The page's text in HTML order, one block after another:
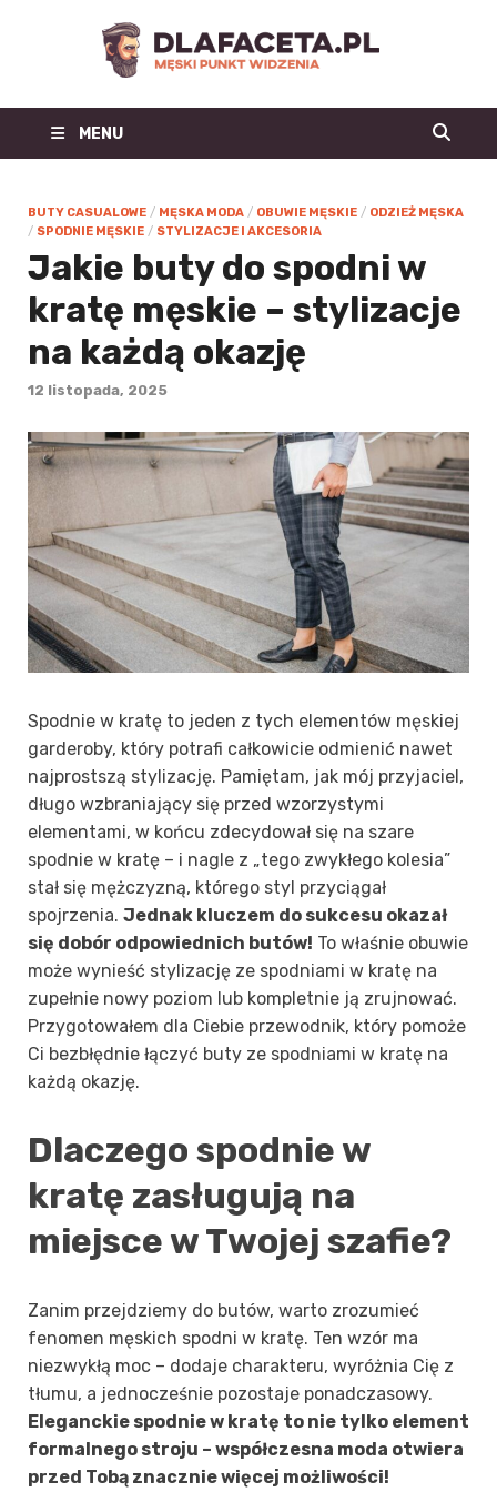
|
MENU
BUTY CASUALOWE / MĘSKA MODA / OBUWIE MĘSKIE / ODZIEŻ MĘSKA
/ SPODNIE MĘSKIE / STYLIZACJE I AKCESORIA
Jakie buty do spodni w
kratę męskie – stylizacje
na każdą okazję
12 listopada, 2025
Spodnie w kratę to jeden z tych elementów męskiej
garderoby, który potrafi całkowicie odmienić nawet
najprostszą stylizację. Pamiętam, jak mój przyjaciel,
długo wzbraniający się przed wzorzystymi
elementami, w końcu zdecydował się na szare
spodnie w kratę – i nagle z „tego zwykłego kolesia”
stał się mężczyzną, którego styl przyciągał
spojrzenia. Jednak kluczem do sukcesu okazał
się dobór odpowiednich butów! To właśnie obuwie
może wynieść stylizację ze spodniami w kratę na
zupełnie nowy poziom lub kompletnie ją zrujnować.
Przygotowałem dla Ciebie przewodnik, który pomoże
Ci bezbłędnie łączyć buty ze spodniami w kratę na
każdą okazję.
Dlaczego spodnie w
kratę zasługują na
miejsce w Twojej szafie?
Zanim przejdziemy do butów, warto zrozumieć
fenomen męskich spodni w kratę. Ten wzór ma
niezwykłą moc – dodaje charakteru, wyróżnia Cię z
tłumu, a jednocześnie pozostaje ponadczasowy.
Eleganckie spodnie w kratę to nie tylko element
formalnego stroju – współczesna moda otwiera
przed Tobą znacznie więcej możliwości!